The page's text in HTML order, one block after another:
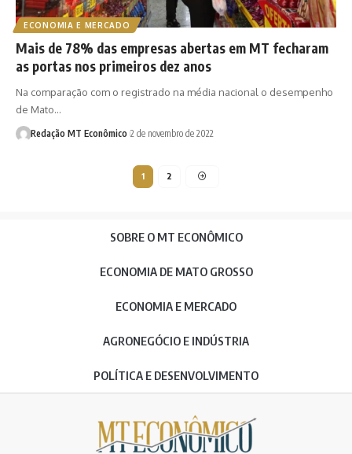
ECONOMIA E MERCADO
Mais de 78% das empresas abertas em MT fecharam
as portas nos primeiros dez anos
Na comparação com o registrado na média nacional o desempenho
de Mato…
Redação MT Econômico 2 de novembro de 2022
1 2
SOBRE O MT ECONÔMICO
ECONOMIA DE MATO GROSSO
ECONOMIA E MERCADO
AGRONEGÓCIO E INDÚSTRIA
POLÍTICA E DESENVOLVIMENTO